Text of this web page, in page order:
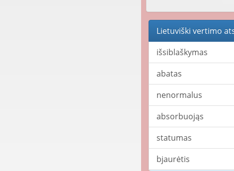
Lietuviški vertimo
išsiblaškymas
abatas
nenormalus
absorbuojąs
statumas
bjaurėtis